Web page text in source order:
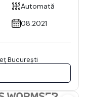
Automată
08.2021
București